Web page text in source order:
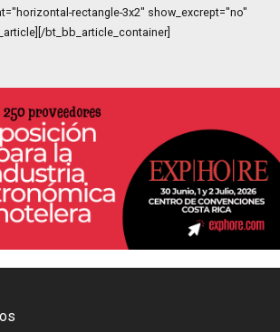
rectangle-3x2" show_excrept="no"
bt_bb_article_container]